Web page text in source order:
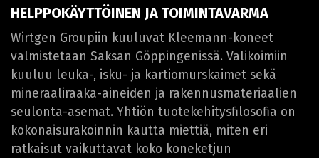
HELPPOKÄYTTÖINEN JA TOIMINTAVARMA
Wirtgen Groupiin kuuluvat Kleemann-koneet
valmistetaan Saksan Göppingenissä. Valikoimiin
kuuluu leuka-, isku- ja kartiomurskaimet sekä
mineraaliraaka-aineiden ja rakennusmateriaalien
seulonta-asemat. Yhtiön tuotekehitysfilosofia on
kokonaisurakoinnin kautta miettiä, miten eri
ratkaisut vaikuttavat koko koneketjun